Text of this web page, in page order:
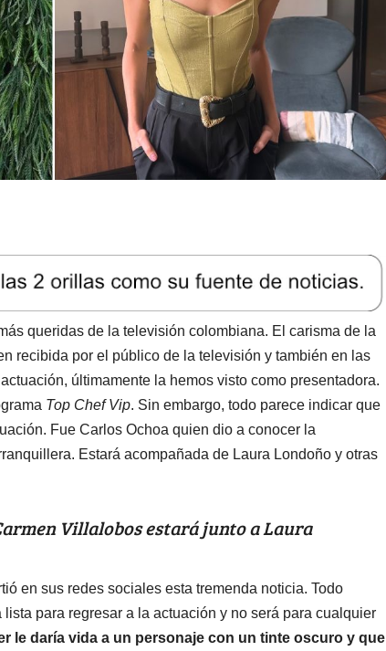
queridas de la televisión colombiana. El carisma de la
recibida por el público de la televisión y también en las
últimamente la hemos visto como presentadora.
Top Chef Vip. Sin embargo, todo parece indicar que
Fue Carlos Ochoa quien dio a conocer la
Estará acompañada de Laura Londoño y otras
Villalobos estará junto a Laura
en sus redes sociales esta tremenda noticia. Todo
lista para regresar a la actuación y no será para cualquier
le daría vida a un personaje con un tinte oscuro y que